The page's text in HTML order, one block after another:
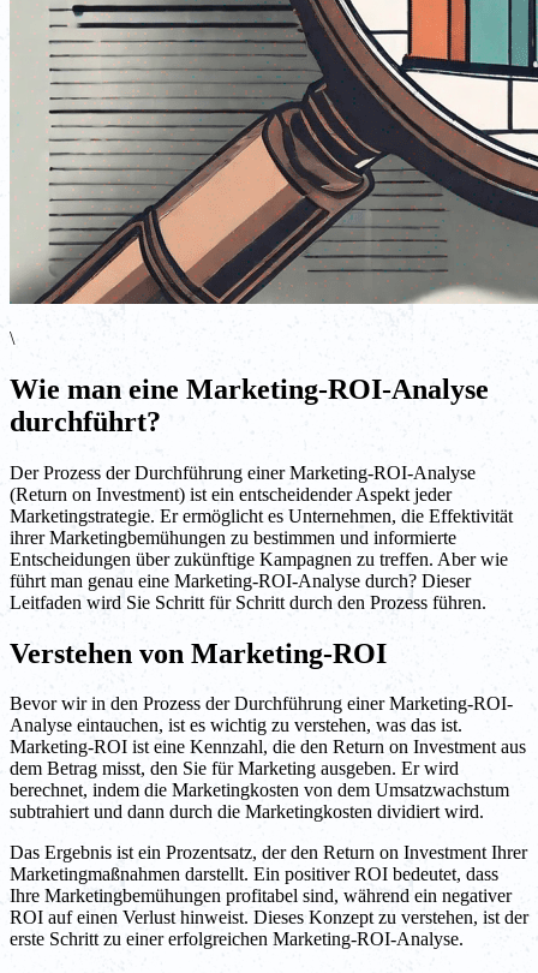
\
Wie man eine Marketing-ROI-Analyse
durchführt?
Der Prozess der Durchführung einer Marketing-ROI-Analyse
(Return on Investment) ist ein entscheidender Aspekt jeder
Marketingstrategie. Er ermöglicht es Unternehmen, die Effektivität
ihrer Marketingbemühungen zu bestimmen und informierte
Entscheidungen über zukünftige Kampagnen zu treffen. Aber wie
führt man genau eine Marketing-ROI-Analyse durch? Dieser
Leitfaden wird Sie Schritt für Schritt durch den Prozess führen.
Verstehen von Marketing-ROI
Bevor wir in den Prozess der Durchführung einer Marketing-ROI-
Analyse eintauchen, ist es wichtig zu verstehen, was das ist.
Marketing-ROI ist eine Kennzahl, die den Return on Investment aus
dem Betrag misst, den Sie für Marketing ausgeben. Er wird
berechnet, indem die Marketingkosten von dem Umsatzwachstum
subtrahiert und dann durch die Marketingkosten dividiert wird.
Das Ergebnis ist ein Prozentsatz, der den Return on Investment Ihrer
Marketingmaßnahmen darstellt. Ein positiver ROI bedeutet, dass
Ihre Marketingbemühungen profitabel sind, während ein negativer
ROI auf einen Verlust hinweist. Dieses Konzept zu verstehen, ist der
erste Schritt zu einer erfolgreichen Marketing-ROI-Analyse.